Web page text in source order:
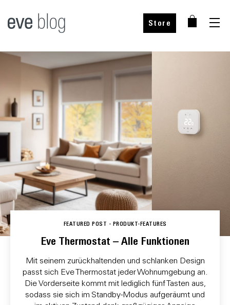
Store
FEATURED POST - PRODUKT-FEATURES
Eve Thermostat – Alle Funktionen
Mit seinem zurückhaltenden und schlanken Design
passt sich Eve Thermostat jeder Wohnumgebung an.
Die Vorderseite kommt mit lediglich fünf Tasten aus,
sodass sie sich im Standby-Modus aufgeräumt und